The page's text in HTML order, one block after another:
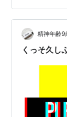
な思いが出て
ない」 「誰
に、働いて稼
精神年齢9
くっそ久し